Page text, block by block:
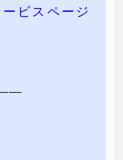
ビスページ